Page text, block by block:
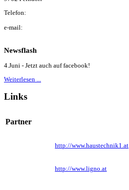
Telefon:
e-mail:
Newsflash
4.Juni - Jetzt auch auf facebook!
Weiterlesen ...
Links
Partner
http://www.haustechnik1.at
http://www.ligno.at